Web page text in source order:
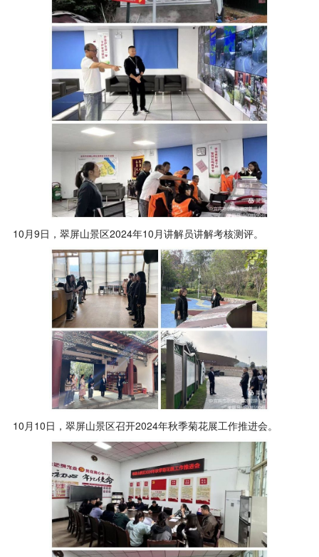
10月9日，翠屏山景区2024年10月讲解员讲解考核测评。
10月10日，翠屏山景区召开2024年秋季菊花展工作推进会。